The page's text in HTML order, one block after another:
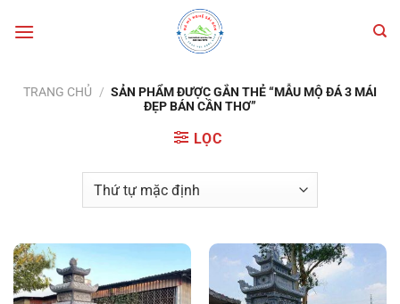
qua
TRANG CHỦ / SẢN PHẨM ĐƯỢC GẮN THẺ “MẪU MỘ ĐÁ 3 MÁI
ĐẸP BÁN CẦN THƠ”
LỌC